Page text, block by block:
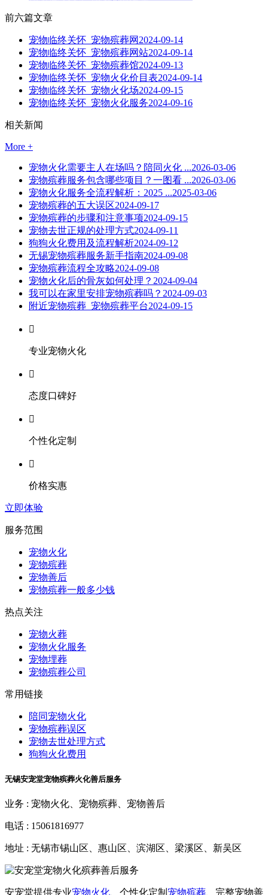
前六篇文章
宠物临终关怀_宠物殡葬网 2024-09-14
宠物临终关怀_宠物殡葬网站2024-09-14
宠物临终关怀_宠物殡葬馆2024-09-13
宠物临终关怀_宠物火化价目表2024-09-14
宠物临终关怀_宠物火化场2024-09-15
宠物临终关怀_宠物火化服务2024-09-16
相关新闻
More +
宠物火化需要主人在场吗？陪同火化 ...2026-03-06
宠物殡葬服务包含哪些项目？一图看 ...2026-03-06
宠物火化服务全流程解析：2025 ...2025-03-06
宠物殡葬的五大误区2024-09-17
宠物殡葬的步骤和注意事项2024-09-15
宠物去世正规的处理方式2024-09-11
狗狗火化费用及流程解析2024-09-12
无锡宠物殡葬服务新手指南2024-09-08
宠物殡葬流程全攻略2024-09-08
宠物火化后的骨灰如何处理？ 2024-09-04
我可以在家里安排宠物殡葬吗？ 2024-09-03
附近宠物殡葬_宠物殡葬平台2024-09-15

专业宠物火化

态度口碑好

个性化定制

价格实惠
立即体验
服务范围
宠物火化
宠物殡葬
宠物善后
宠物殡葬一般多少钱
热点关注
宠物火葬
宠物火化服务
宠物埋葬
宠物殡葬公司
常用链接
陪同宠物火化
宠物殡葬误区
宠物去世处理方式
狗狗火化费用
无锡安宠堂宠物殡葬火化善后服务
业务 : 宠物火化、宠物殡葬、宠物善后
电话 : 15061816977
地址 : 无锡市锡山区、惠山区、滨湖区、梁溪区、新吴区
安宠堂提供专业宠物火化 、个性化定制 宠物殡葬 、完整宠物善